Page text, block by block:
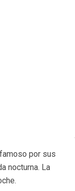
por sus
nocturna. La